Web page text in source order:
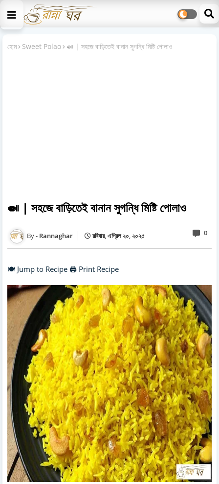
হোম Sweet Polao 🍛 | সহজে বাড়িতেই বানান সুগন্ধি মিষ্টি পোলাও
🍛 | সহজে বাড়িতেই বানান সুগন্ধি মিষ্টি পোলাও
Rannaghar রবিবার, এপ্রিল ২০, ২০২৫ 0
🍽️ Jump to Recipe 🖨️ Print Recipe